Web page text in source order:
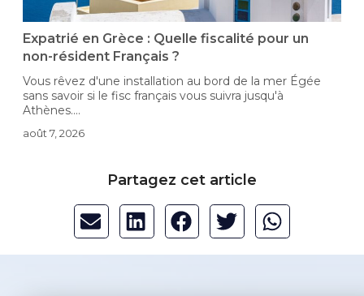
Expatrié en Grèce : Quelle fiscalité pour un
non-résident Français ?
Vous rêvez d'une installation au bord de la mer Égée
sans savoir si le fisc français vous suivra jusqu'à
Athènes....
août 7, 2026
Partagez cet article